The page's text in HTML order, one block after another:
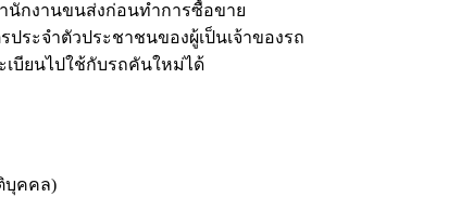
นักงานขนส่งก่อนทำการซื้อขาย
ระจำตัวประชาชนของผู้เป็นเจ้าของรถ
เบียนไปใช้กับรถคันใหม่ได้
บุคคล)